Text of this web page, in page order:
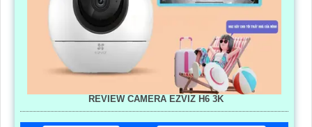
REVIEW CAMERA EZVIZ H6 3K